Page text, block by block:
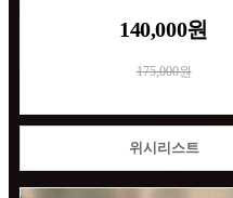
140,000원
175,000원
위시리스트